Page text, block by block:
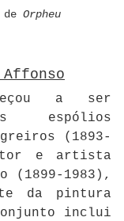
Orpheu
a ser
espólios
(1893-
e artista
(1899-1983),
da pintura
inclui